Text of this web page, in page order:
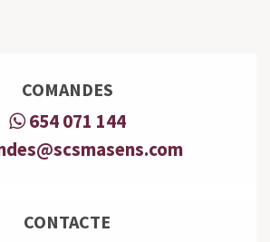
COMANDES
654 071 144
CONTACTE